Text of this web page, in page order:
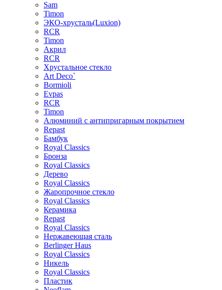
Sam
Timon
ЭКО-хрусталь(Luxion)
RCR
Timon
Акрил
RCR
Хрустальное стекло
Art Deco`
Bormioli
Evpas
RCR
Timon
Алюминий с антипригарным покрытием
Repast
Бамбук
Royal Classics
Бронза
Royal Classics
Дерево
Royal Classics
Жаропрочное стекло
Royal Classics
Керамика
Repast
Royal Classics
Нержавеющая сталь
Berlinger Haus
Royal Classics
Никель
Royal Classics
Пластик